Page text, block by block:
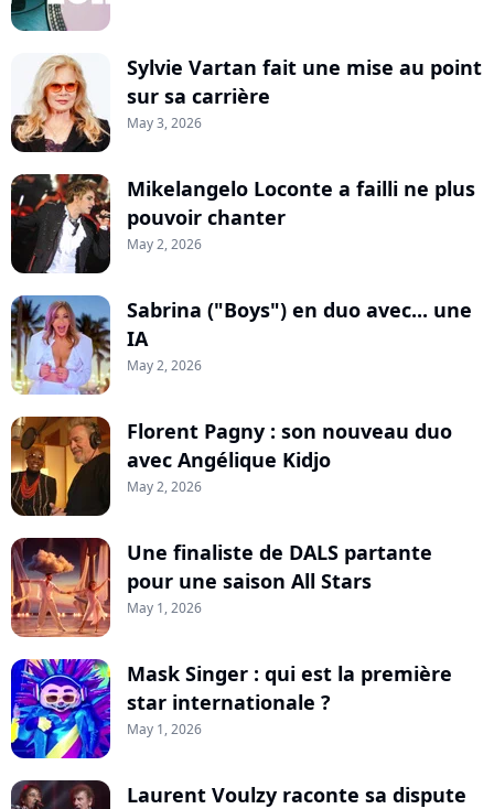
Sylvie Vartan fait une mise au point
sur sa carrière
May 3, 2026
Mikelangelo Loconte a failli ne plus
pouvoir chanter
May 2, 2026
Sabrina ("Boys") en duo avec... une
IA
May 2, 2026
Florent Pagny : son nouveau duo
avec Angélique Kidjo
May 2, 2026
Une finaliste de DALS partante
pour une saison All Stars
May 1, 2026
Mask Singer : qui est la première
star internationale ?
May 1, 2026
Laurent Voulzy raconte sa dispute